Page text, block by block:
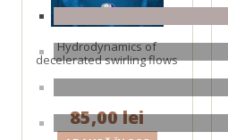
Hydrodynamics of
decelerated swirling flows
85,00 lei